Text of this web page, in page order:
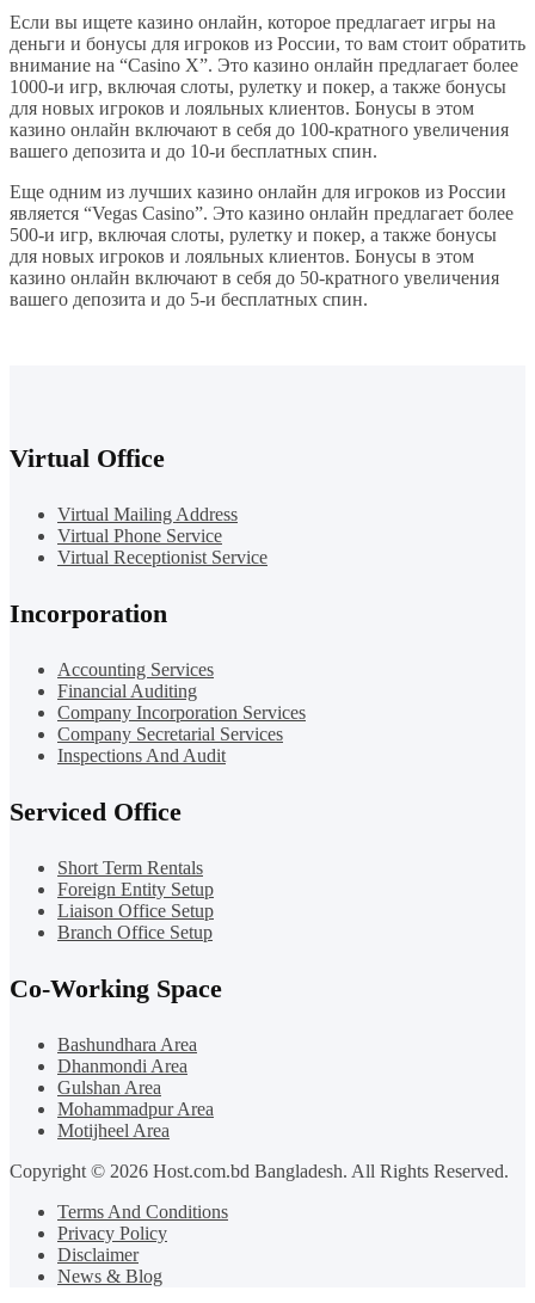
Если вы ищете казино онлайн, которое предлагает игры на
деньги и бонусы для игроков из России, то вам стоит обратить
внимание на “Casino X”. Это казино онлайн предлагает более
1000-и игр, включая слоты, рулетку и покер, а также бонусы
для новых игроков и лояльных клиентов. Бонусы в этом
казино онлайн включают в себя до 100-кратного увеличения
вашего депозита и до 10-и бесплатных спин.
Еще одним из лучших казино онлайн для игроков из России
является “Vegas Casino”. Это казино онлайн предлагает более
500-и игр, включая слоты, рулетку и покер, а также бонусы
для новых игроков и лояльных клиентов. Бонусы в этом
казино онлайн включают в себя до 50-кратного увеличения
вашего депозита и до 5-и бесплатных спин.
Virtual Office
Virtual Mailing Address
Virtual Phone Service
Virtual Receptionist Service
Incorporation
Accounting Services
Financial Auditing
Company Incorporation Services
Company Secretarial Services
Inspections And Audit
Serviced Office
Short Term Rentals
Foreign Entity Setup
Liaison Office Setup
Branch Office Setup
Co-Working Space
Bashundhara Area
Dhanmondi Area
Gulshan Area
Mohammadpur Area
Motijheel Area
Copyright © 2026 Host.com.bd Bangladesh. All Rights Reserved.
Terms And Conditions
Privacy Policy
Disclaimer
News & Blog